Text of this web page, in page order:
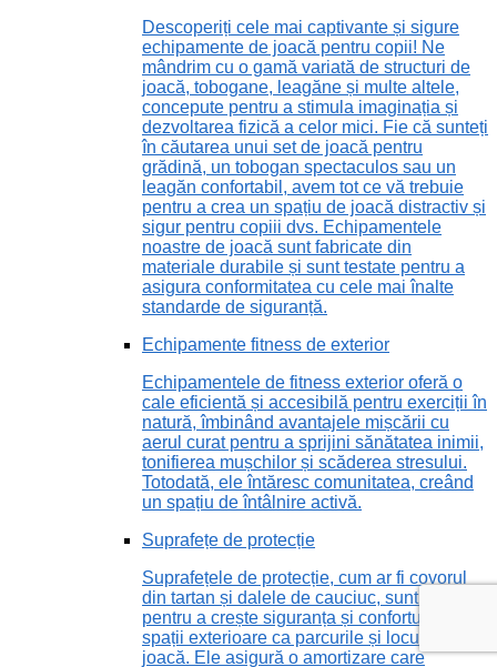
Descoperiți cele mai captivante și sigure
echipamente de joacă pentru copii! Ne
mândrim cu o gamă variată de structuri de
joacă, tobogane, leagăne și multe altele,
concepute pentru a stimula imaginația și
dezvoltarea fizică a celor mici. Fie că sunteți
în căutarea unui set de joacă pentru
grădină, un tobogan spectaculos sau un
leagăn confortabil, avem tot ce vă trebuie
pentru a crea un spațiu de joacă distractiv și
sigur pentru copiii dvs. Echipamentele
noastre de joacă sunt fabricate din
materiale durabile și sunt testate pentru a
asigura conformitatea cu cele mai înalte
standarde de siguranță.
Echipamente fitness de exterior
Echipamentele de fitness exterior oferă o
cale eficientă și accesibilă pentru exerciții în
natură, îmbinând avantajele mișcării cu
aerul curat pentru a sprijini sănătatea inimii,
tonifierea mușchilor și scăderea stresului.
Totodată, ele întăresc comunitatea, creând
un spațiu de întâlnire activă.
Suprafețe de protecție
Suprafețele de protecție, cum ar fi covorul
din tartan și dalele de cauciuc, sunt vitale
pentru a crește siguranța și confortul în
spații exterioare ca parcurile și locurile de
joacă. Ele asigură o amortizare care